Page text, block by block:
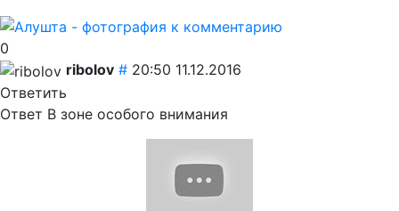
0
ribolov # 20:50 11.12.2016
Ответить
Ответ В зоне особого внимания